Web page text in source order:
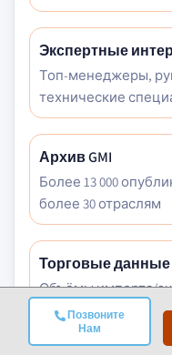
Позвоните
Нам
Экспертные
Топ-менеджеры,
технические
Архив GMI
Более 13 000
более 30 отраслям
Торговые данные
Объёмы импорта/
таможенные